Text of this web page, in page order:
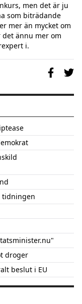
men det är ju
som biträdande
mer än mycket om
det ännu mer om
i.
tidningen
droger
beslut i EU